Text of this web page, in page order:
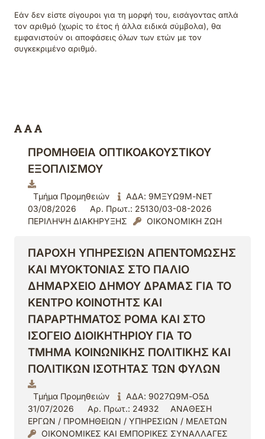
Εάν δεν είστε σίγουροι για τη μορφή του, εισάγοντας απλά
τον αριθμό (χωρίς το έτος ή άλλα ειδικά σύμβολα), θα
εμφανιστούν οι αποφάσεις όλων των ετών με τον
συγκεκριμένο αριθμό.
ΠΡΟΜΗΘΕΙΑ ΟΠΤΙΚΟΑΚΟΥΣΤΙΚΟΥ
ΕΞΟΠΛΙΣΜΟΥ
Τμήμα Προμηθειών
ΑΔΑ: 9ΜΞΥΩ9Μ-ΝΕΤ
03/08/2026
Αρ. Πρωτ.: 25130/03-08-2026
ΠΕΡΙΛΗΨΗ ΔΙΑΚΗΡΥΞΗΣ
ΟΙΚΟΝΟΜΙΚΗ ΖΩΗ
ΠΑΡΟΧΗ ΥΠΗΡΕΣΙΩΝ ΑΠΕΝΤΟΜΩΣΗΣ
ΚΑΙ ΜΥΟΚΤΟΝΙΑΣ ΣΤΟ ΠΑΛΙΟ
ΔΗΜΑΡΧΕΙΟ ΔΗΜΟΥ ΔΡΑΜΑΣ ΓΙΑ ΤΟ
ΚΕΝΤΡΟ ΚΟΙΝΟΤΗΤΣ ΚΑΙ
ΠΑΡΑΡΤΗΜΑΤΟΣ ΡΟΜΑ ΚΑΙ ΣΤΟ
ΙΣΟΓΕΙΟ ΔΙΟΙΚΗΤΗΡΙΟΥ ΓΙΑ ΤΟ
ΤΜΗΜΑ ΚΟΙΝΩΝΙΚΗΣ ΠΟΛΙΤΙΚΗΣ ΚΑΙ
ΠΟΛΙΤΙΚΩΝ ΙΣΟΤΗΤΑΣ ΤΩΝ ΦΥΛΩΝ
Τμήμα Προμηθειών
ΑΔΑ: 9027Ω9Μ-Ο5Δ
31/07/2026
Αρ. Πρωτ.: 24932
ΑΝΑΘΕΣΗ
ΕΡΓΩΝ / ΠΡΟΜΗΘΕΙΩΝ / ΥΠΗΡΕΣΙΩΝ / ΜΕΛΕΤΩΝ
ΟΙΚΟΝΟΜΙΚΕΣ ΚΑΙ ΕΜΠΟΡΙΚΕΣ ΣΥΝΑΛΛΑΓΕΣ